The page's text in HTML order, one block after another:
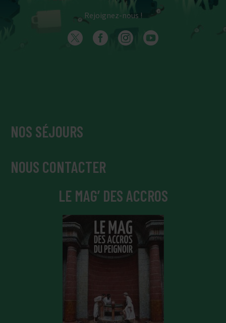
Rejoignez-nous !
NOS SÉJOURS
NOUS CONTACTER
LE MAG’ DES ACCROS